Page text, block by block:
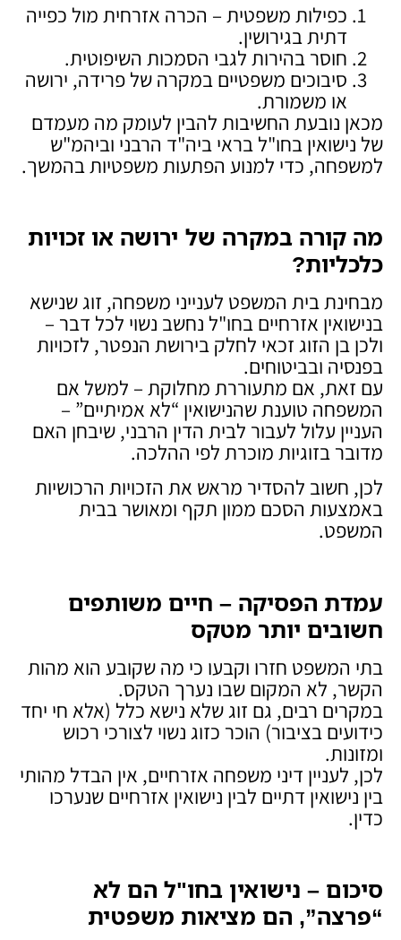
כפילות משפטית – הכרה אזרחית מול כפייה
דתית בגירושין.
חוסר בהירות לגבי הסמכות השיפוטית.
סיבוכים משפטיים במקרה של פרידה, ירושה
או משמורת.
מכאן נובעת החשיבות להבין לעומק מה מעמדם
של נישואין בחו"ל בראי ביה"ד הרבני וביהמ"ש
למשפחה, כדי למנוע הפתעות משפטיות בהמשך.
מה קורה במקרה של ירושה או זכויות
כלכליות?
מבחינת בית המשפט לענייני משפחה, זוג שנישא
בנישואין אזרחיים בחו"ל נחשב נשוי לכל דבר –
ולכן בן הזוג זכאי לחלק בירושת הנפטר, לזכויות
בפנסיה ובביטוחים.
עם זאת, אם מתעוררת מחלוקת – למשל אם
המשפחה טוענת שהנישואין “לא אמיתיים” –
העניין עלול לעבור לבית הדין הרבני, שיבחן האם
מדובר בזוגיות מוכרת לפי ההלכה.
לכן, חשוב להסדיר מראש את הזכויות הרכושיות
באמצעות הסכם ממון תקף ומאושר בבית
המשפט.
עמדת הפסיקה – חיים משותפים
חשובים יותר מטקס
בתי המשפט חזרו וקבעו כי מה שקובע הוא מהות
הקשר, לא המקום שבו נערך הטקס.
במקרים רבים, גם זוג שלא נישא כלל (אלא חי יחד
כידועים בציבור) הוכר כזוג נשוי לצורכי רכוש
ומזונות.
לכן, לעניין דיני משפחה אזרחיים, אין הבדל מהותי
בין נישואין דתיים לבין נישואין אזרחיים שנערכו
כדין.
סיכום – נישואין בחו"ל הם לא
“פרצה”, הם מציאות משפטית